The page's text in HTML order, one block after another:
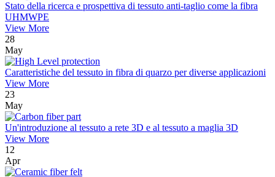
Stato della ricerca e prospettiva di tessuto anti-taglio come la fibra
UHMWPE
View More
28
May
Caratteristiche del tessuto in fibra di quarzo per diverse applicazioni
View More
23
May
Un'introduzione al tessuto a rete 3D e al tessuto a maglia 3D
View More
12
Apr